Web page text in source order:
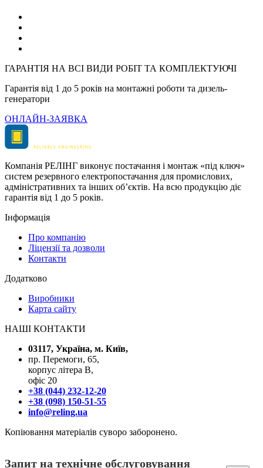
ГАРАНТІЯ НА ВСІ ВИДИ РОБІТ ТА КОМПЛЕКТУЮЧІ
Гарантія від 1 до 5 років на монтажні роботи та дизель-
генератори
ОНЛАЙН-ЗАЯВКА
Компанія РЕЛІНГ виконує постачання і монтаж «під ключ»
систем резервного електропостачання для промислових,
адміністративних та інших об’єктів. На всю продукцію діє
гарантія від 1 до 5 років.
Інформація
Про компанію
Ліцензії та дозволи
Контакти
Додатково
Виробники
Карта сайту
НАШІ КОНТАКТИ
03117, Україна, м. Київ,
пр. Перемоги, 65,
корпус літера В,
офіс 20
+38 (044) 232-12-20
+38 (098) 150-51-55
info@reling.ua
Копіювання матеріалів суворо заборонено.
Запит на технічне обслуговування